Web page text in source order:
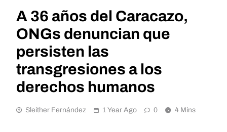
A 36 años del Caracazo,
ONGs denuncian que
persisten las
transgresiones a los
derechos humanos
Sleither Fernández 1 Year Ago 0 4 Mins